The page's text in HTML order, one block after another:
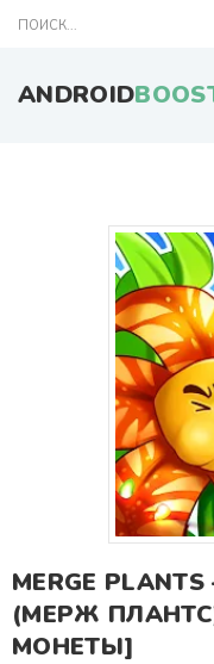
ANDROID
MERGE PLANTS
(МЕРЖ
МОНЕТЫ]